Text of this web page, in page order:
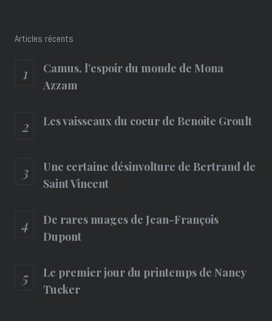
Articles récents
Camus, l’espoir du monde de Mona
Azzam
Les vaisseaux du coeur de Benoite Groult
Une certaine désinvolture de Bertrand de
Saint Vincent
De rares nuages de Jean-François
Dupont
Le premier jour du printemps de Nancy
Tucker